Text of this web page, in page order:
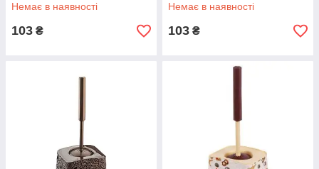
Немає в наявності
103 ₴
Немає в наявності
103 ₴